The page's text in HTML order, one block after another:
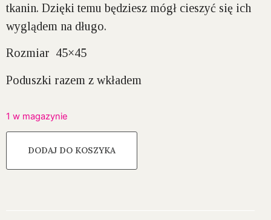
tkanin. Dzięki temu będziesz mógł cieszyć się ich
wyglądem na długo.
Rozmiar 45×45
Poduszki razem z wkładem
1 w magazynie
DODAJ DO KOSZYKA